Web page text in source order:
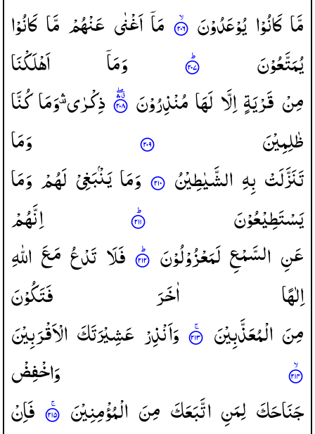
مَّا كَانُوْا یُوْعَدُوْنَ مَاۤ اَغْنٰی عَنْهُمْ مَّا كَانُوْا
یُمَتَّعُوْنَ
وَمَاۤ
اَهْلَكْنَا
مِنْ قَرْیَةٍاِلَّالَهَامُنْذِرُوْنَ ذِكْرٰی ۛ۫وَمَاكُنَّا
ظٰلِمِیْنَ
وَمَا
تَنَزَّلَتْ بِهِ الشَّیٰطِیْنُ وَمَا یَنْۢبَغِیْ لَهُمْ وَمَا
یَسْتَطِیْعُوْنَ
اِنَّهُمْ
عَنِ السَّمْعِ لَمَعْزُوْلُوْنَ فَلَا تَدْعُ مَعَ اللّٰهِ
اِلٰهًا
اٰخَرَ
فَتَكُوْنَ
مِنَ الْمُعَذَّبِیْنَ وَاَنْذِرْ عَشِیْرَتَكَ الْاَقْرَبِیْنَ
وَاخْفِضْ
جَنَاحَكَ لِمَنِ اتَّبَعَكَ مِنَ الْمُؤْمِنِیْنَ
فَاِنْ